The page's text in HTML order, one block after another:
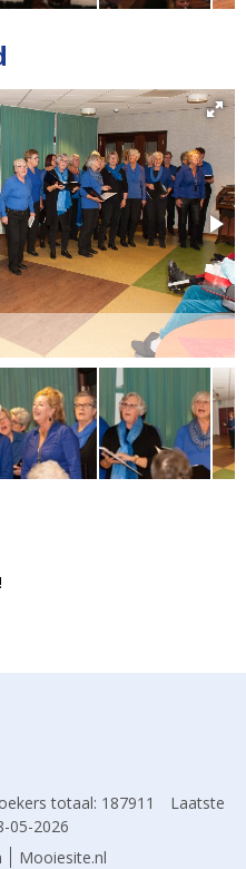
totaal: 187911
Laatste
05-2026
Mooiesite.nl